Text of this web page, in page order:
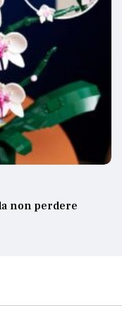
non perdere